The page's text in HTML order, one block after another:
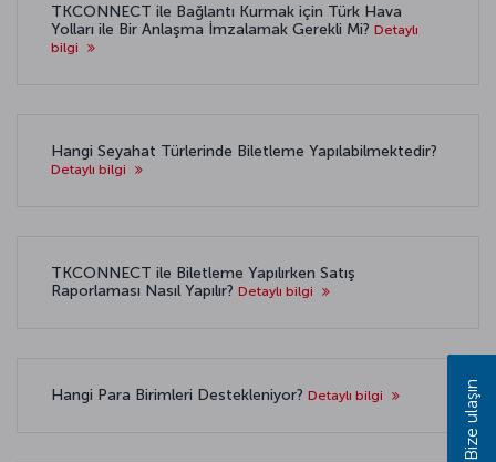
TKCONNECT ile Bağlantı Kurmak için Türk Hava
Yolları ile Bir Anlaşma İmzalamak Gerekli Mi? Detaylı
bilgi
Hangi Seyahat Türlerinde Biletleme Yapılabilmektedir?
Detaylı bilgi
TKCONNECT ile Biletleme Yapılırken Satış
Raporlaması Nasıl Yapılır? Detaylı bilgi
Hangi Para Birimleri Destekleniyor? Detaylı bilgi Bize ulaşın